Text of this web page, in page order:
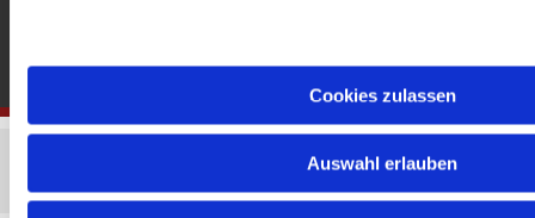
Cookies zulassen
Auswahl erlauben